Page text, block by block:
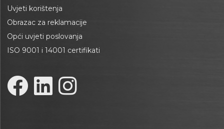
Uvjeti korištenja
Obrazac za reklamacije
Opći uvjeti poslovanja
ISO 9001 i 14001 certifikati